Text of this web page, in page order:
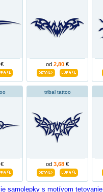
€ od 2,80 €
€
tribal tattoo
od 3,68 €
samolepky s motívom tetovanie